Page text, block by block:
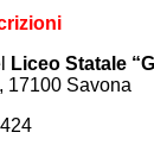
Liceo Statale
17100 Savona